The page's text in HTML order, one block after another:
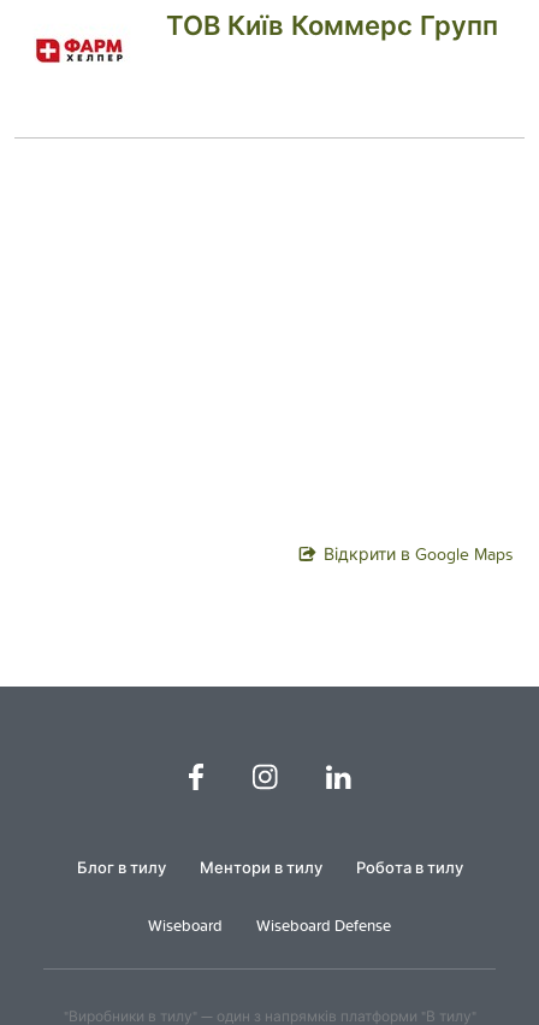
ТОВ Київ Коммерс Групп
Відкрити в Google Maps
Блог в тилу Ментори в тилу Робота в тилу
Wiseboard Wiseboard Defense
"Виробники в тилу" — один з напрямків платформи "В тилу"